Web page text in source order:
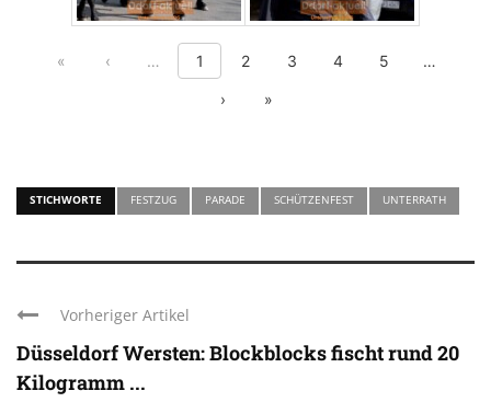
First page
« Previous page
‹ Show previous 5 pages
… 1 2 3 4 5
…
Next page
› Last page
»
STICHWORTE FESTZUG PARADE SCHÜTZENFEST UNTERRATH
Vorheriger Artikel
Düsseldorf Wersten: Blockblocks fischt rund 20
Kilogramm ...